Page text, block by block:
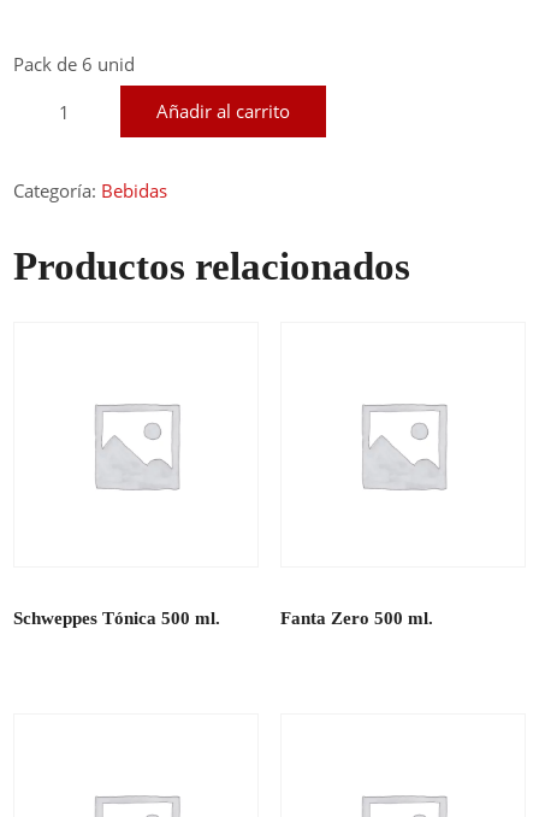
Pack de 6 unid
500
cantidad
Añadir al carrito
Categoría: Bebidas
Productos relacionados
Schweppes Tónica 500 ml. Fanta Zero 500 ml.